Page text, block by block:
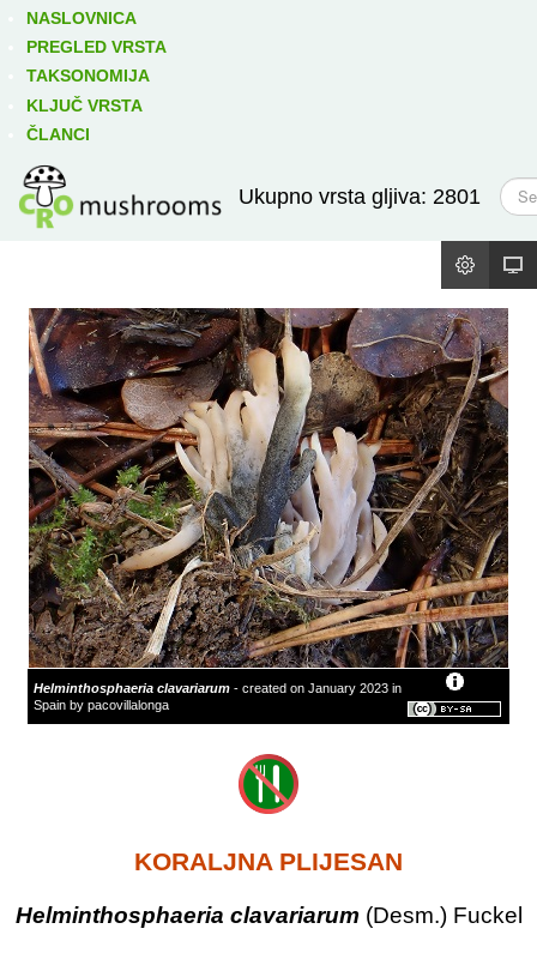
NASLOVNICA
PREGLED VRSTA
TAKSONOMIJA
KLJUČ VRSTA
ČLANCI
Ukupno vrsta gljiva: 2801
T
r
ž
Helminthosphaeria clavariarum - created on January 2023 in
Spain by pacovillalonga
KORALJNA PLIJESAN
Helminthosphaeria clavariarum (Desm.) Fuckel
Izravno podređene niže takse: